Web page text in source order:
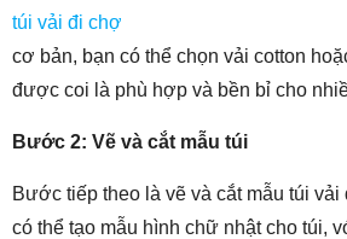
túi vải đi chợ
cơ bản, bạn có thể chọn vải cotton
được coi là phù hợp và bền bỉ cho
Bước 2: Vẽ và cắt mẫu túi
Bước tiếp theo là vẽ và cắt mẫu túi
có thể tạo mẫu hình chữ nhật cho túi,